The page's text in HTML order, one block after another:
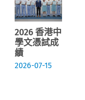
2026 香港中
學文憑試成
績
2026-07-15